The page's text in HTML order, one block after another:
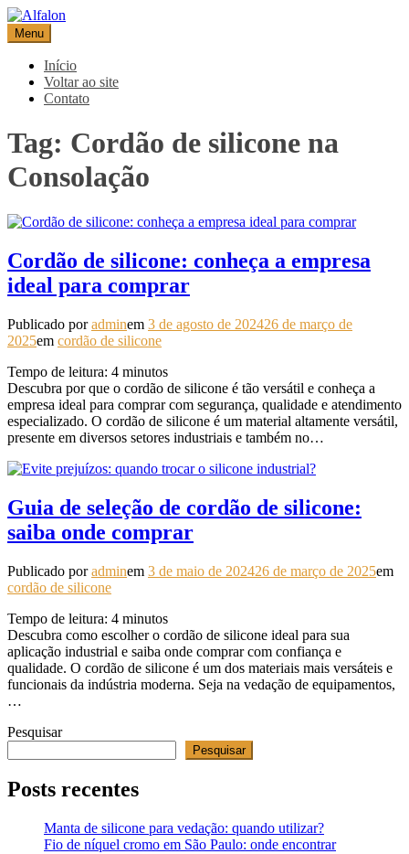
Pular
para
o
conteúdo
Alfalon
comércio e serviços pertinentes aos produtos de embalagens
Menu
Início
Voltar ao site
Contato
Tag: Cordão de silicone na
Consolação
Cordão de silicone: conheça a empresa
ideal para comprar
Publicado poradminem 3 de agosto de 202426 de março de
2025em cordão de silicone
Tempo de leitura: 4 minutos
Descubra por que o cordão de silicone é tão versátil e conheça a
empresa ideal para comprar com segurança, qualidade e atendimento
especializado. O cordão de silicone é um material altamente versátil,
presente em diversos setores industriais e também no…
Guia de seleção de cordão de silicone:
saiba onde comprar
Publicado poradminem 3 de maio de 202426 de março de 2025em
cordão de silicone
Tempo de leitura: 4 minutos
Descubra como escolher o cordão de silicone ideal para sua
aplicação industrial e saiba onde comprar com confiança e
qualidade. O cordão de silicone é um dos materiais mais versáteis e
funcionais da indústria moderna. Seja na vedação de equipamentos,
…
Pesquisar
Pesquisar
Posts recentes
Manta de silicone para vedação: quando utilizar?
Fio de níquel cromo em São Paulo: onde encontrar